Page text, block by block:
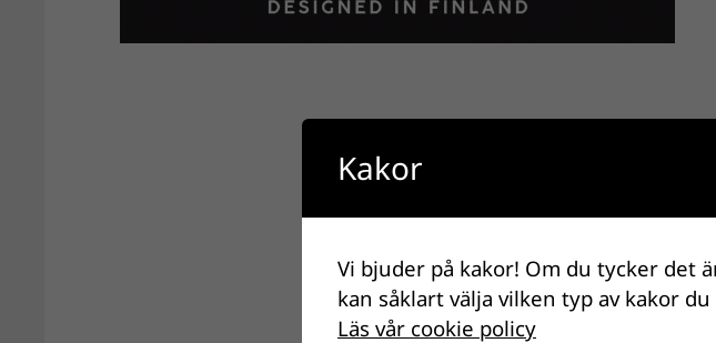
Kakor
Vi bjuder på kakor! Om du tycker det
kan såklart välja vilken typ av kakor
Läs vår cookie policy